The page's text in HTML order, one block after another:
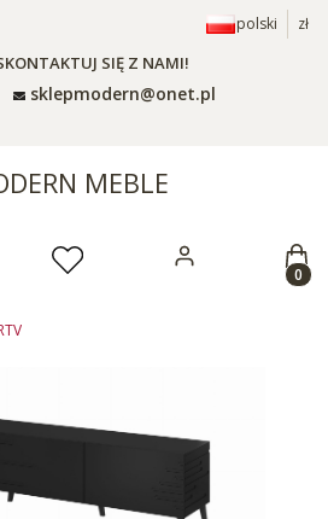
polski zł
SIĘ Z NAMI!
sklepmodern@onet.pl
MEBLE
wyszukiwarkę